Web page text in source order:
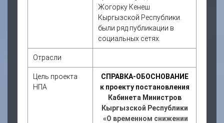
Жогорку Кенеш
Кыргызской Республики.
были ряд публикации в
социальных сетях.
Отрасли
Цель проекта
НПА
СПРАВКА-ОБОСНОВАНИЕ
к проекту постановления
Кабинета Министров
Кыргызской Республики
«О временном снижении